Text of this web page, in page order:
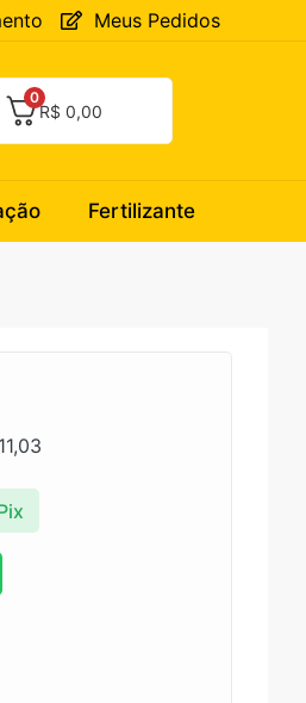
Meus Pedidos
0
R$ 0,00
Fertilizante